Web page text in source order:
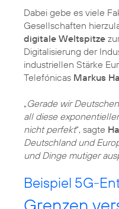
Dabei gebe es viele
Gesellschaften
digitale Weltspitze
Digitalisierung der
industriellen Stärke
Telefónicas Markus
„Gerade wir
all diese
nicht perfekt“, sagte
Deutschland und
und Dinge mutiger
Beispiel 5G-